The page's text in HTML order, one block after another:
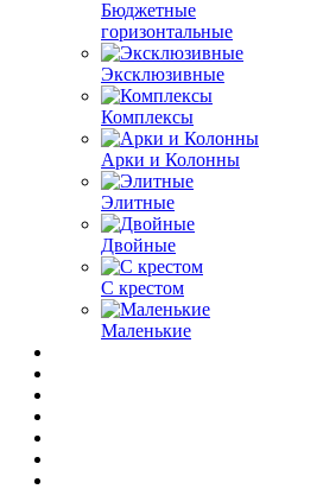
Бюджетные
горизонтальные
Эксклюзивные
Комплексы
Арки и Колонны
Элитные
Двойные
С крестом
Маленькие